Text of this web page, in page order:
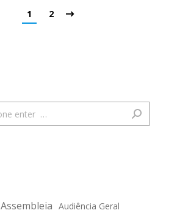
1 2
Assembleia Audiência Geral